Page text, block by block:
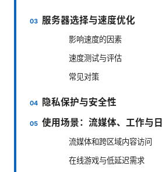
服务器选择与速度优化
影响速度的因素
速度测试与评估
常见对策
隐私保护与安全性
使用场景：流媒体、工作与
流媒体和跨区域内容访问
在线游戏与低延迟需求